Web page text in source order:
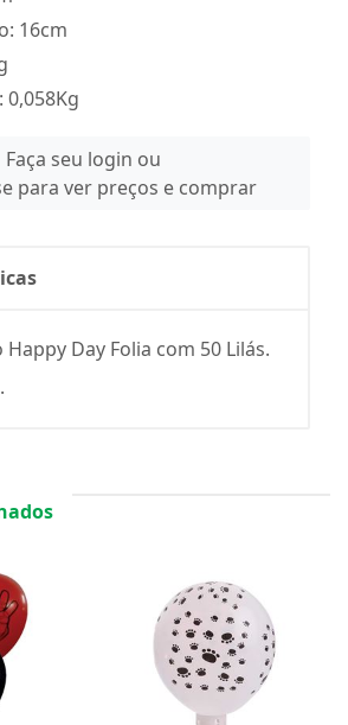
16cm
0,058Kg
Faça seu login ou
para ver preços e comprar
Happy Day Folia com 50 Lilás.